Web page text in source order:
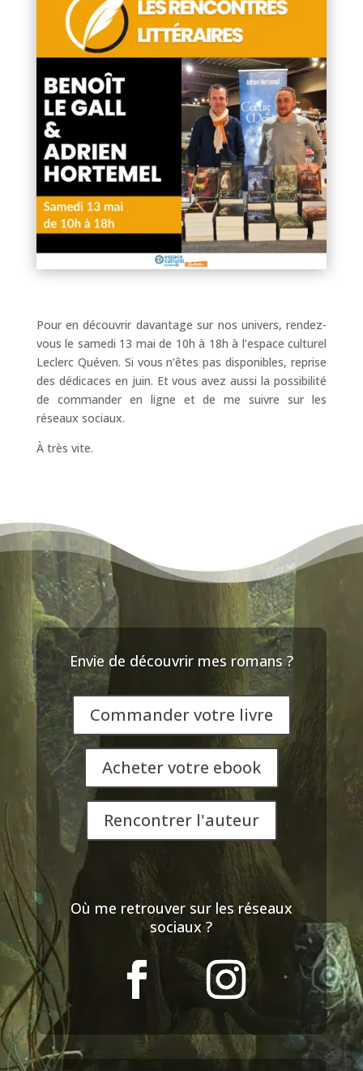
Pour en découvrir davantage sur nos univers, rendez-
vous le samedi 13 mai de 10h à 18h à l’espace culturel
Leclerc Quéven. Si vous n’êtes pas disponibles, reprise
des dédicaces en juin. Et vous avez aussi la possibilité
de commander en ligne et de me suivre sur les
réseaux sociaux.
À très vite.
Envie de découvrir mes romans ?
Commander votre livre
Acheter votre ebook
Rencontrer l'auteur
Où me retrouver sur les réseaux
sociaux ?